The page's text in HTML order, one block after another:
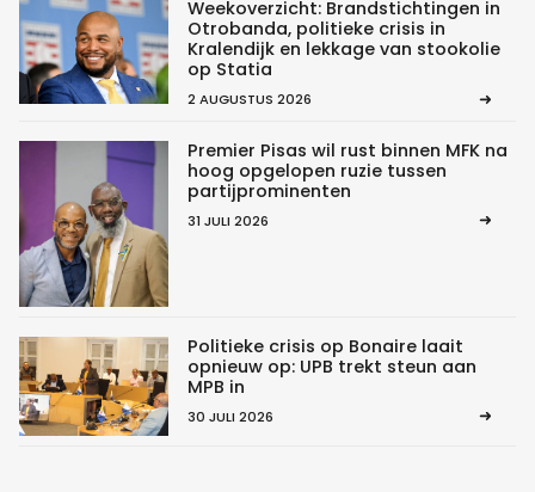
Weekoverzicht: Brandstichtingen in
Otrobanda, politieke crisis in
Kralendijk en lekkage van stookolie
op Statia
2 AUGUSTUS 2026
Premier Pisas wil rust binnen MFK na
hoog opgelopen ruzie tussen
partijprominenten
31 JULI 2026
Politieke crisis op Bonaire laait
opnieuw op: UPB trekt steun aan
MPB in
30 JULI 2026